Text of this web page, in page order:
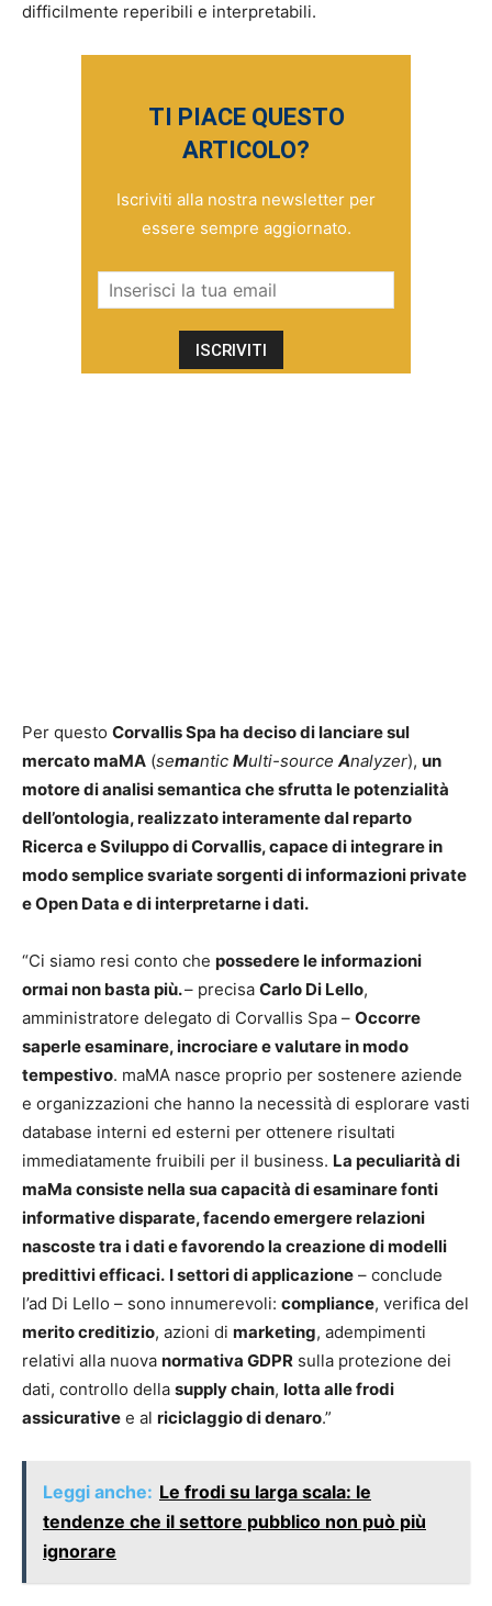
difficilmente reperibili e interpretabili.
TI PIACE QUESTO
ARTICOLO?
Iscriviti alla nostra newsletter per
essere sempre aggiornato.
Per questo Corvallis Spa ha deciso di lanciare sul
mercato maMA (semantic Multi-source Analyzer), un
motore di analisi semantica che sfrutta le potenzialità
dell’ontologia, realizzato interamente dal reparto
Ricerca e Sviluppo di Corvallis, capace di integrare in
modo semplice svariate sorgenti di informazioni private
e Open Data e di interpretarne i dati.
“Ci siamo resi conto che possedere le informazioni
ormai non basta più.– precisa Carlo Di Lello,
amministratore delegato di Corvallis Spa – Occorre
saperle esaminare, incrociare e valutare in modo
tempestivo. maMA nasce proprio per sostenere aziende
e organizzazioni che hanno la necessità di esplorare vasti
database interni ed esterni per ottenere risultati
immediatamente fruibili per il business. La peculiarità di
maMa consiste nella sua capacità di esaminare fonti
informative disparate, facendo emergere relazioni
nascoste tra i dati e favorendo la creazione di modelli
predittivi efficaci. I settori di applicazione – conclude
l’ad Di Lello – sono innumerevoli: compliance, verifica del
merito creditizio, azioni di marketing, adempimenti
relativi alla nuova normativa GDPR sulla protezione dei
dati, controllo della supply chain, lotta alle frodi
assicurative e al riciclaggio di denaro.”
Leggi anche: Le frodi su larga scala: le
tendenze che il settore pubblico non può più
ignorare